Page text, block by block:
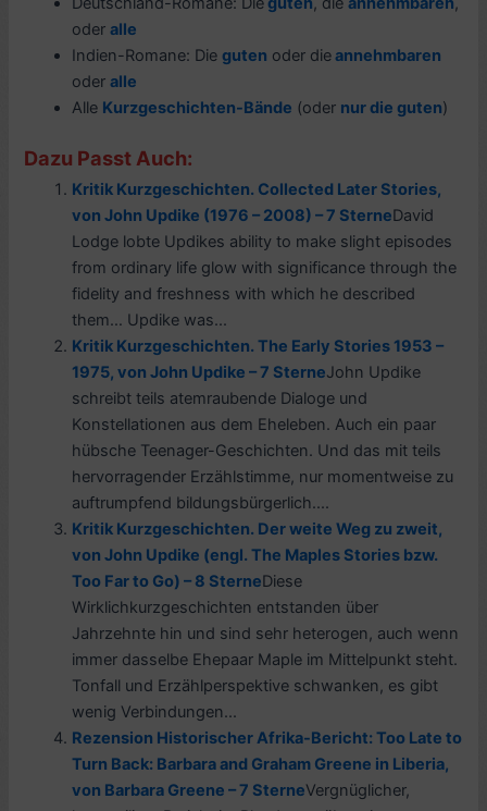
oderalle
Indien-Romane: Dieguten oder dieannehmbaren
oderalle
Alle Kurzgeschichten-Bände (oder nur die guten)
Dazu Passt Auch:
Kritik Kurzgeschichten. Collected Later Stories,
von John Updike (1976 – 2008) – 7 SterneDavid
Lodge lobte Updikes ability to make slight episodes
from ordinary life glow with significance through the
fidelity and freshness with which he described
them… Updike was...
Kritik Kurzgeschichten. The Early Stories 1953 –
1975, von John Updike – 7 SterneJohn Updike
schreibt teils atemraubende Dialoge und
Konstellationen aus dem Eheleben. Auch ein paar
hübsche Teenager-Geschichten. Und das mit teils
hervorragender Erzählstimme, nur momentweise zu
auftrumpfend bildungsbürgerlich....
Kritik Kurzgeschichten. Der weite Weg zu zweit,
von John Updike (engl. The Maples Stories bzw.
Too Far to Go) – 8 SterneDiese
Wirklichkurzgeschichten entstanden über
Jahrzehnte hin und sind sehr heterogen, auch wenn
immer dasselbe Ehepaar Maple im Mittelpunkt steht.
Tonfall und Erzählperspektive schwanken, es gibt
wenig Verbindungen...
Rezension Historischer Afrika-Bericht: Too Late to
Turn Back: Barbara and Graham Greene in Liberia,
von Barbara Greene – 7 SterneVergnüglicher,